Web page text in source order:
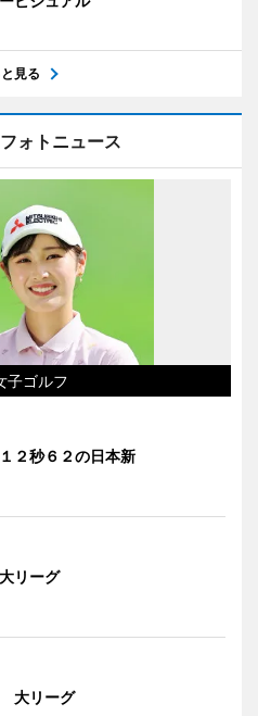
見る
ォトニュース
子ゴルフ
２秒６２の日本新
リーグ
大リーグ